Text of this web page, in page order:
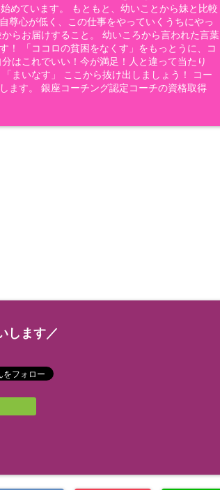
めています。 もともと、幼いことから妹と比較
尊心が低く、この仕事をやっていくうちにやっ
らお届けすること。 幼いころから言われた言葉
！ 「ココロの貧困をなくす」をもっとうに、コ
はこれでいい！今が満足！人と違って当たり
まいなす」 ここから抜け出しましょう！ コー
ます。 銀座コーチング認定コーチの資格取得
します／